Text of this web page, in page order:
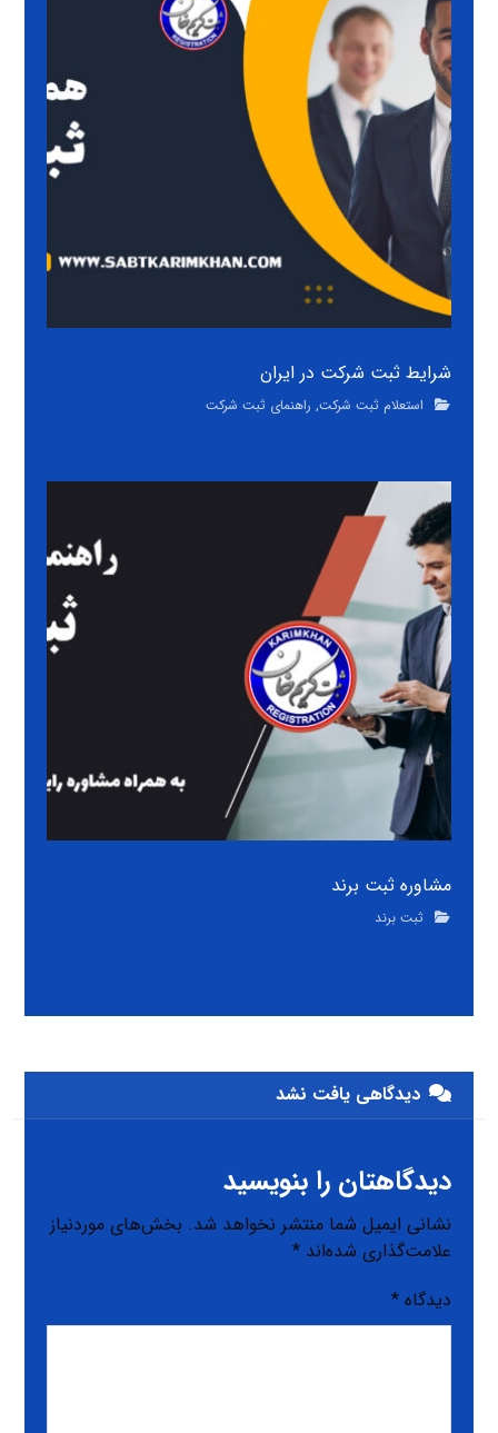
شرایط ثبت شرکت در ایران
استعلام ثبت شرکت, راهنمای ثبت شرکت
مشاوره ثبت برند
ثبت برند
دیدگاهی یافت نشد
دیدگاهتان را بنویسید
نشانی ایمیل شما منتشر نخواهد شد. بخش‌های موردنیاز
علامت‌گذاری شده‌اند*
دیدگاه*